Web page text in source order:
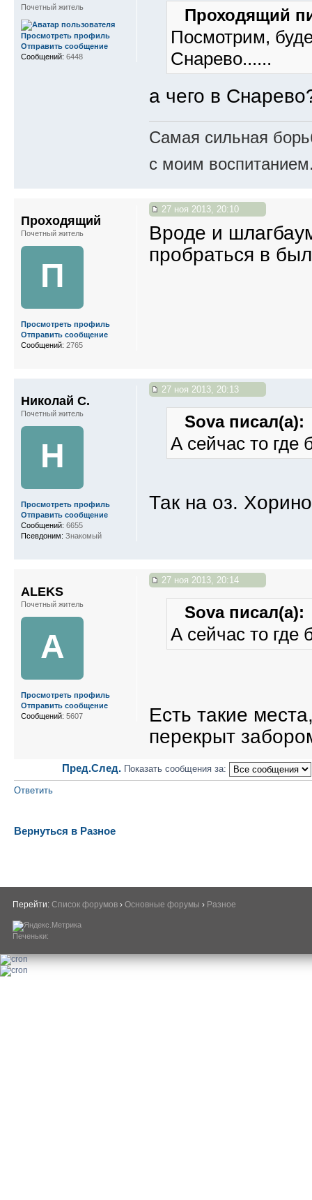
Проходящий
Посмотрим,
Снарево......
а чего в
Самая сильная
с моим
Почетный житель
Просмотреть профиль
Отправить сообщение
Сообщений: 6448
27 ноя 2013, 20:10
Вроде и
пробраться в
Проходящий
Почетный житель
П
Просмотреть профиль
Отправить сообщение
Сообщений: 2765
27 ноя 2013, 20:13
Sova писал(а):
А сейчас то где
Так на оз.
Николай С.
Почетный житель
Н
Просмотреть профиль
Отправить сообщение
Сообщений: 6655
Псевдоним: Знакомый
27 ноя 2013, 20:14
Sova писал(а):
А сейчас то где
Есть такие
перекрыт
ALEKS
Почетный житель
A
Просмотреть профиль
Отправить сообщение
Сообщений: 5607
Пред.След. Показать сообщения за:
Ответить
Вернуться в Разное
Перейти: Список форумов › Основные форумы › Разное
Печеньки: